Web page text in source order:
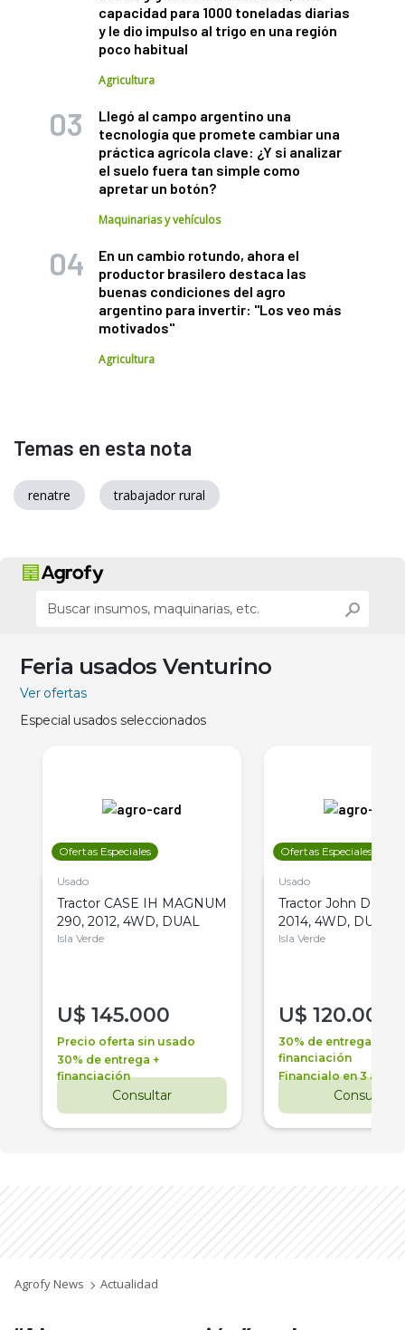
capacidad para 1000 toneladas diarias
y le dio impulso al trigo en una región
poco habitual
Agricultura
Llegó al campo argentino una
tecnología que promete cambiar una
práctica agrícola clave: ¿Y si analizar
el suelo fuera tan simple como
apretar un botón?
Maquinarias y vehículos
En un cambio rotundo, ahora el
productor brasilero destaca las
buenas condiciones del agro
argentino para invertir: "Los veo más
motivados"
Agricultura
Temas en esta nota
renatre trabajador rural
Feria usados Venturino
Ver ofertas
Especial usados seleccionados
Ofertas Especiales
Usado
Tractor CASE IH MAGNUM
290, 2012, 4WD, DUAL
Isla Verde
U$ 145.000
Precio oferta sin usado
30% de entrega +
financiación
Consultar
Ofertas Especiales
Usado
Tractor John Deere
2014, 4WD, DUAL
Isla Verde
U$ 120.000
30% de entrega +
financiación
Financialo en 3 años
Consultar
Agrofy News Actualidad